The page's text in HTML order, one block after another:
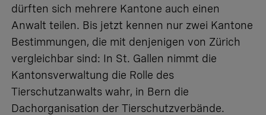
dürften sich mehrere Kantone auch einen
Anwalt teilen. Bis jetzt kennen nur zwei Kantone
Bestimmungen, die mit denjenigen von Zürich
vergleichbar sind: In St. Gallen nimmt die
Kantonsverwaltung die Rolle des
Tierschutzanwalts wahr, in Bern die
Dachorganisation der Tierschutzverbände.